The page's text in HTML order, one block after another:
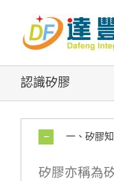
content
認識矽膠
一、矽膠
矽膠亦稱為